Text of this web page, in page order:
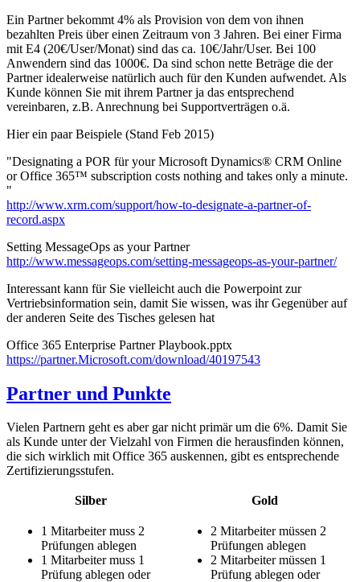
Ein Partner bekommt 4% als Provision von dem von ihnen
bezahlten Preis über einen Zeitraum von 3 Jahren. Bei einer Firma
mit E4 (20€/User/Monat) sind das ca. 10€/Jahr/User. Bei 100
Anwendern sind das 1000€. Da sind schon nette Beträge die der
Partner idealerweise natürlich auch für den Kunden aufwendet. Als
Kunde können Sie mit ihrem Partner ja das entsprechend
vereinbaren, z.B. Anrechnung bei Supportverträgen o.ä.
Hier ein paar Beispiele (Stand Feb 2015)
"Designating a POR für your Microsoft Dynamics® CRM Online
or Office 365™ subscription costs nothing and takes only a minute.
"
http://www.xrm.com/support/how-to-designate-a-partner-of-
record.aspx
Setting MessageOps as your Partner
http://www.messageops.com/setting-messageops-as-your-partner/
Interessant kann für Sie vielleicht auch die Powerpoint zur
Vertriebsinformation sein, damit Sie wissen, was ihr Gegenüber auf
der anderen Seite des Tisches gelesen hat
Office 365 Enterprise Partner Playbook.pptx
https://partner.Microsoft.com/download/40197543
Partner und Punkte
Vielen Partnern geht es aber gar nicht primär um die 6%. Damit Sie
als Kunde unter der Vielzahl von Firmen die herausfinden können,
die sich wirklich mit Office 365 auskennen, gibt es entsprechende
Zertifizierungsstufen.
Silber Gold
1 Mitarbeiter muss 2
Prüfungen ablegen
1 Mitarbeiter muss 1
Prüfung ablegen oder
2 Mitarbeiter müssen 2
Prüfungen ablegen
2 Mitarbeiter müssen 1
Prüfung ablegen oder